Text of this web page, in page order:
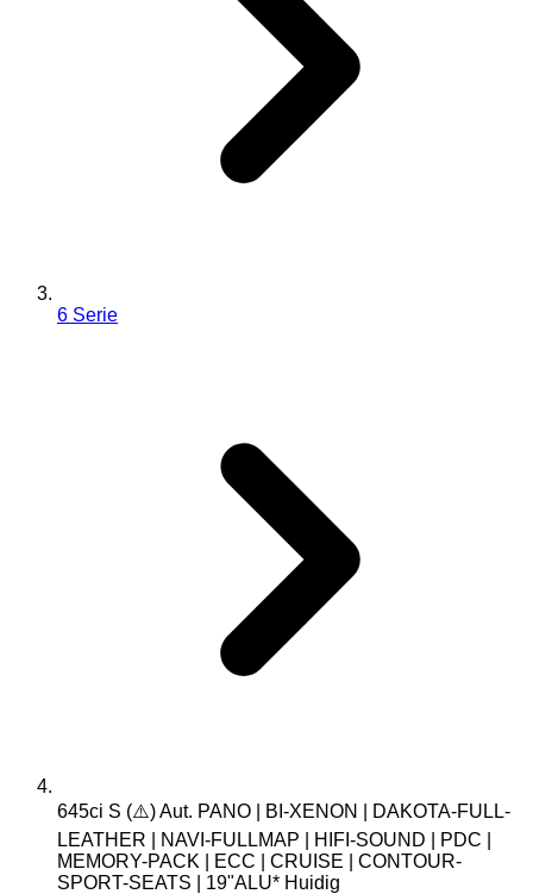
6 Serie
645ci S (⚠️) Aut. PANO | BI-XENON | DAKOTA-FULL-
LEATHER | NAVI-FULLMAP | HIFI-SOUND | PDC |
MEMORY-PACK | ECC | CRUISE | CONTOUR-
SPORT-SEATS | 19"ALU* Huidig